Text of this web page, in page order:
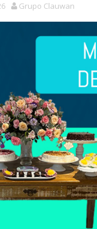
Grupo Clauwan